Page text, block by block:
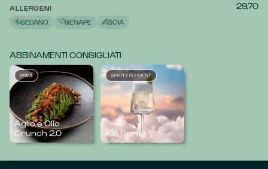
ALLERGENI
SEDANO
SENAPE SOIA
29,70
ABBINAMENTI CONSIGLIATI
PRIMI
Aglio e Olio
Crunch 2.0
SPRITZ ELEMENT
Air Spritz